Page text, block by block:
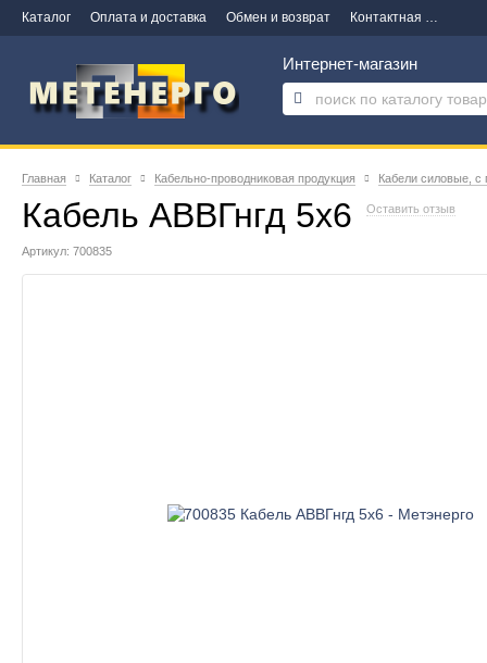
Каталог Оплата и доставка Обмен и возврат Контактная информация
Интернет-магазин
Главная Каталог Кабельно-проводниковая продукция Кабели силовые, с
Кабель АВВГнгд 5х6 Оставить отзыв
Артикул: 700835